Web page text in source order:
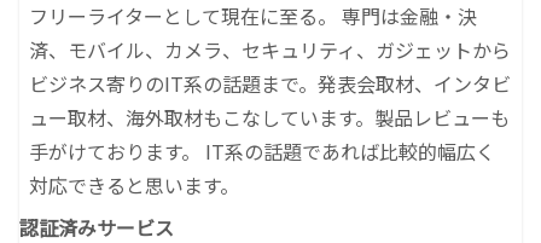
フリーライターとして現在に至る。 専門は金融・決
済、モバイル、カメラ、セキュリティ、ガジェットから
ビジネス寄りのIT系の話題まで。発表会取材、インタビ
ュー取材、海外取材もこなしています。製品レビューも
手がけております。 IT系の話題であれば比較的幅広く
対応できると思います。
認証済みサービス